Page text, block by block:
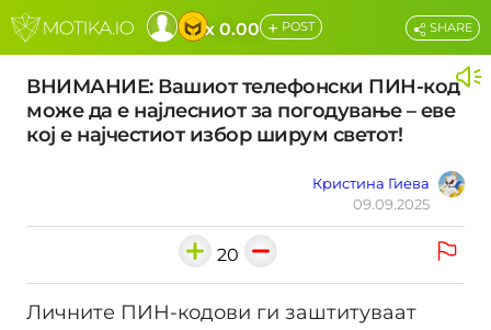
x 0.00 + POST
ВНИМАНИЕ: Вашиот телефонски ПИН-код
може да е најлесниот за погодување – еве
кој е најчестиот избор ширум светот!
Кристина Гиева
09.09.2025
SHARE
20
Личните ПИН-кодови ги заштитуваат